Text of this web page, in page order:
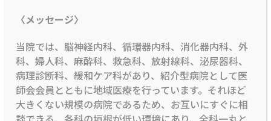
〈メッセージ〉
当院では、脳神経内科、循環器内科、消化器内科、外
科、婦人科、麻酔科、救急科、放射線科、泌尿器科、
病理診断科、緩和ケア科があり、紹介型病院として医
師会会員とともに地域医療を行っています。それほど
大きくない規模の病院であるため、お互いにすぐに相